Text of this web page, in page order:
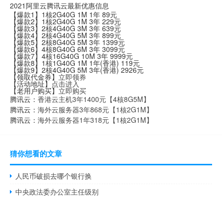
2021阿里云腾讯云最新优惠信息
【爆款1】1核2G40G 1M 1年 89元
【爆款2】1核2G40G 1M 3年 229元
【爆款3】2核4G40G 3M 3年 639元
【爆款4】2核4G40G 5M 3年 899元
【爆款5】2核8G40G 5M 3年 1399元
【爆款6】4核8G40G 6M 3年 3099元
【爆款7】4核16G40G 10M 3年 9999元
【爆款8】1核1G40G 1M 1年(香港) 119元
【爆款9】2核4G40G 5M 3年(香港) 2926元
【领取代金券】 立即领券
【活动地址】 点击进入
【老用户购买】立即购买
腾讯云： 香港云主机3年1400元【4核8G5M】
腾讯云： 海外云服务器3年868元【1核2G1M】
腾讯云： 海外云服务器1年318元【1核2G1M】
猜你想看的文章
人民币破损去哪个银行换
中央政法委办公室主任级别